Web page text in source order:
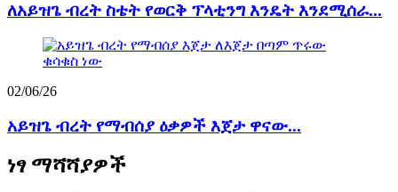
ለአይዝጌ ብረት ስቴት የወርቅ ፕላቲንግ እንዴት እንደሚሰራ...
02/06/26
አይዝጌ ብረት የማብሰያ ዕቃዎች እጀታ ዋናው...
ነፃ ማሻሻያዎች